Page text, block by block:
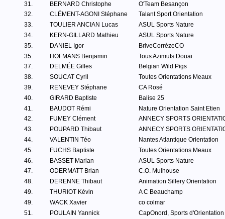
31.
BERNARD Christophe
O'Team Besançon
32.
CLÉMENT-AGONI Stéphane
Talant Sport Orientation
33.
TOULIER ANCIAN Lucas
ASUL Sports Nature
34.
KERN-GILLARD Mathieu
ASUL Sports Nature
35.
DANIEL Igor
BriveCorrèzeCO
35.
HOFMANS Benjamin
Tous Azimuts Douai
37.
DELMÉE Gilles
Belgian Wild Pigs
38.
SOUCAT Cyril
Toutes Orientations Meaux
39.
RENEVEY Stéphane
CA Rosé
40.
GIRARD Baptiste
Balise 25
41.
BAUDOT Rémi
Nature Orientation Saint Etien
42.
FUMEY Clément
ANNECY SPORTS
43.
POUPARD Thibaut
ANNECY SPORTS
44.
VALENTIN Téo
Nantes Atlantique Orientation
45.
FUCHS Baptiste
Toutes Orientations Meaux
46.
BASSET Marian
ASUL Sports Nature
47.
ODERMATT Brian
C.O. Mulhouse
48.
DERENNE Thibaut
Animation Sillery Orientation
49.
THURIOT Kévin
A C Beauchamp
49.
WACK Xavier
co colmar
51.
POULAIN Yannick
CapOnord, Sports d'Orientation